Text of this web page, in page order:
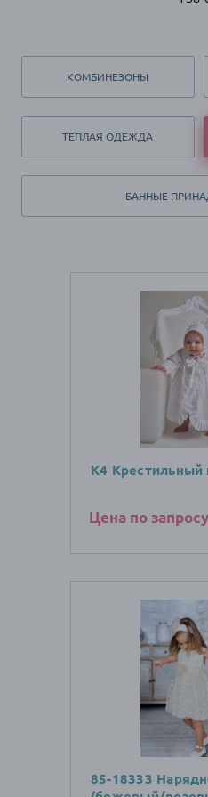
КОМБИНЕЗОНЫ
ТЕПЛАЯ ОДЕЖДА
БАННЫЕ
К4 Крестильный
Цена по запросу
85-18333